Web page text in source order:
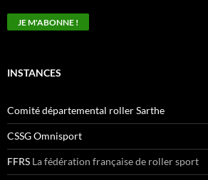
INSTANCES
Comité départemental roller Sarthe
CSSG Omnisport
FFRS La fédération française de roller sport